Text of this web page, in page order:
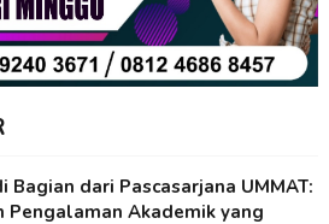
Bagian dari Pascasarjana UMMAT:
Pengalaman Akademik yang